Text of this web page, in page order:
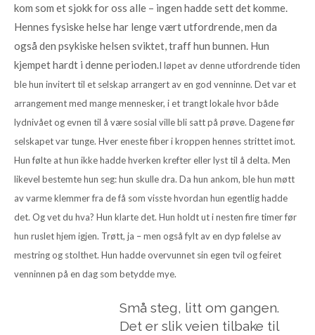
kom som et sjokk for oss alle – ingen hadde sett det komme.
Hennes fysiske helse har lenge vært utfordrende, men da
også den psykiske helsen sviktet, traff hun bunnen. Hun
kjempet hardt i denne perioden.I løpet av denne utfordrende tiden
ble hun invitert til et selskap arrangert av en god venninne. Det var et
arrangement med mange mennesker, i et trangt lokale hvor både
lydnivået og evnen til å være sosial ville bli satt på prøve. Dagene før
selskapet var tunge. Hver eneste fiber i kroppen hennes strittet imot.
Hun følte at hun ikke hadde hverken krefter eller lyst til å delta. Men
likevel bestemte hun seg: hun skulle dra. Da hun ankom, ble hun møtt
av varme klemmer fra de få som visste hvordan hun egentlig hadde
det. Og vet du hva? Hun klarte det. Hun holdt ut i nesten fire timer før
hun ruslet hjem igjen. Trøtt, ja – men også fylt av en dyp følelse av
mestring og stolthet. Hun hadde overvunnet sin egen tvil og feiret
venninnen på en dag som betydde mye.
Små steg, litt om gangen.
Det er slik veien tilbake til